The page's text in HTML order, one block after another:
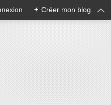
+ Créer mon blog